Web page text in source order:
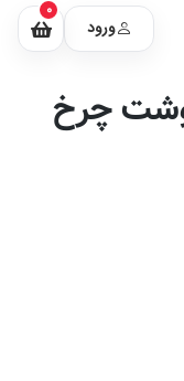
ورود
0
گوشت چرخ